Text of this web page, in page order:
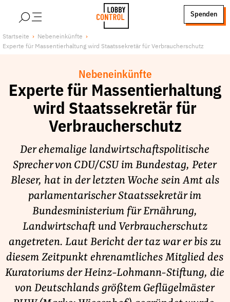
StartSeite
Spenden
Über uns
Finanzierung
Publikationen und Material
Unsere Schwerpunkte
Lobbykontrolle und Regeln
Lobbyismus und Klima
Macht der Digitalkonzerne
Spenden & Fördern
Jetzt Spenden
Geschenkspende
Bußgelder und Geldauflagen
Projektspende
Startseite
Nebeneinkünfte
Experte für Massentierhaltung wird Staatssekretär für Verbraucherschutz
Nebeneinkünfte
Experte für Massentierhaltung
wird Staatssekretär für
Verbraucherschutz
Der ehemalige landwirtschaftspolitische
Sprecher von CDU/CSU im Bundestag, Peter
Bleser, hat in der letzten Woche sein Amt als
parlamentarischer Staatssekretär im
Bundesministerium für Ernährung,
Landwirtschaft und Verbraucherschutz
angetreten. Laut Bericht der taz war er bis zu
diesem Zeitpunkt ehrenamtliches Mitglied des
Kuratoriums der Heinz-Lohmann-Stiftung, die
von Deutschlands größtem Geflügelmäster